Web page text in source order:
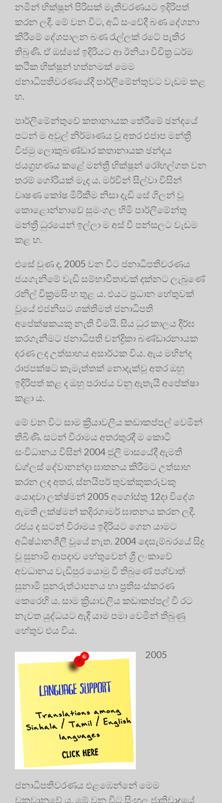
නමින් භික්ෂූන් පිරිසක් මැතිවරණයට ඉදිරිපත්
කරන ලදී. මේ වන විට, අධි සංවේදී බණ දේශනා
කිරීමේ දේශපාලන බණ රැල්ලක් රටේ පැතිර
තිබුණි. ඒ ඔස්සේ ඉදිරියට ආ ඊනියා විචිත්‍ර ධර්ම
කථික භික්ෂූන් හත්නමක් මෙම
ජනාධිපතිවරණයේදී පාර්ලිමේන්තුවට වැඩම කළ
හ.
පාර්ලිමේන්තුවේ කතානායක තේරීමේ ඡන්දයේ
පටන් ම අවුල් නිර්මාණය වූ අතර එජාප මන්ත්‍රී
විජමු ලොකුබණ්ඩාර කතානායක ඡන්දය
ජයග්‍රහණය කළේ මන්ත්‍රී භික්ෂූන් රෝහල්ගත වන
තරම් ගෝරියක් මැද ය. මර්වින් සිල්වා විසින්
වෘෂණ කෝෂ මිරිකීම නිසා දැඩි සේ ගිලන් වූ
කොළොන්නාවේ සුමංගල හිමි පාර්ලිමේන්තු
මන්ත්‍රී ධුරයෙන් ඉල්ලා ම අස් වී පන්සලට වැඩම
කළ හ.
එසේ වුණ ද, 2005 වන විට ජනාධිපතිවරණය
ජයගැනීමේ වැඩි සම්භාවිතාවක් දක්නට ලැබුණේ
රනිල් වික්‍රමසිංහ තුළ ය. එයට ප්‍රධාන හේතුවක්
වූයේ එජනිසට ශක්තිමත් ජනාධිපති
අපේක්ෂකයකු නැති වීමයි. සිය ධුර කාලය දීර්ඝ
කරගැනීමට ජනාධිපති චන්ද්‍රිකා බණ්ඩාරනායක
දරණ ලද උත්සාහය අසාර්ථක විය. ඇය මහින්ද
රාජපක්ෂට කැමැත්තක් නොදැක්වූ අතර ඔහු
ඉදිරිපත් කළ ද ඔහු පරාජය වනු ඇතැයි අපේක්ෂා
කළා ය.
මේ වන විට සාම ක්‍රියාවලිය කඩාකප්පල් වෙමින්
තිබිණි. සටන් විරාමය අතරතුරදී ම කොටි
සංවිධානය විසින් 2004 ජුලි මාසයේදී ඇමති
ඩග්ලස් දේවානන්දා ඝාතනය කිරීමට උත්සාහ
කරන ලද අතර, ස්නයිපර් තුවක්කුකරුවකු
යොදවා ලක්ෂ්මන් 2005 අගෝස්තු 12දා විදේශ
ඇමති ලක්ෂ්මන් කදිරගාමර් ඝාතනය කරන ලදී.
රජය ද සටන් විරාමය ඉදිරියට ගෙන යාමට
අධිෂ්ඨානශීලී වූයේ නැත. 2004 දෙසැම්බරයේ සිදු
වූ සුනාමි ආපදාව හේතුවෙන් ශ්‍රී ලංකාවේ
අවධානය වැඩිපුර යොමු වී තිබුණේ පශ්චාත්
සුනාමි පුනරුත්ථාපනය හා ප්‍රතිසංස්කරණ
කෙරෙහි ය. සාම ක්‍රියාවලිය කඩාකප්පල් වී රට
නැවත යුද්ධයට ඇදී යාම පමා වෙමින් තිබුණු
හේතුව එය විය.
2005
ජනාධිපතිවරණය එළඹෙන්නේ මෙම
වකවානුවේ ය. මේ වන විට සිංහල ජාතිවාදයේ